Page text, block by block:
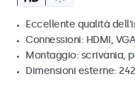
Eccellente qualità
Connessioni: HDMI,
Montaggio: scrivania,
Dimensioni esterne: